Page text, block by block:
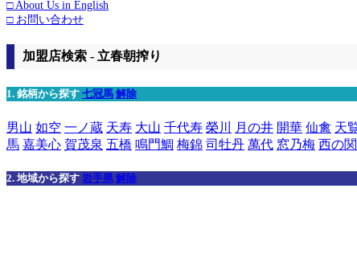
□ About Us in English
□ お問い合わせ
加盟店検索 - 立春朝搾り
1. 銘柄から探す 七冠馬 解除
男山 如空 一ノ蔵 天寿 大山 千代寿 榮川 月の井 開華 仙禽 天
馬 嘉美心 賀茂泉 五橋 鳴門鯛 梅錦 司牡丹 萬代 窓乃梅 西の関
2. 地域から探す 岩手県 解除